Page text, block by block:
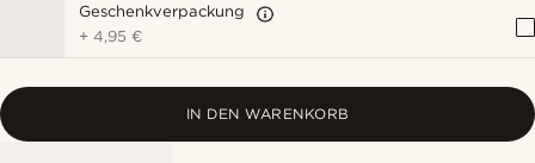
Geschenkverpackung
+4,95 €
IN DEN WARENKORB